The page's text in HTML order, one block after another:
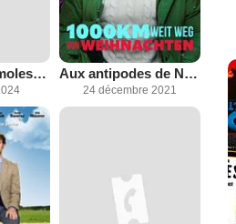
Sentimos las molestias Aux antipodes de Noël
24 décembre 2021